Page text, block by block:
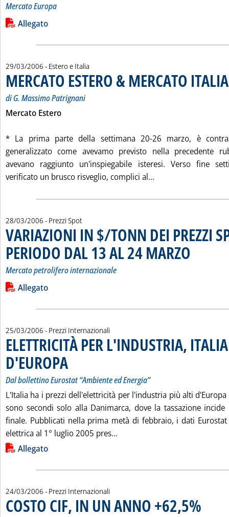
Mercato Europa
Leggi tutta la notizia: 'I PREZZI DEI PRODOTTI PETROLIFERI
Lista allegati PDF alla notizia
Allegato
29/03/2006 - Estero e Italia
MERCATO ESTERO & MERCATO ITALIA
di G. Massimo Patrignani
Mercato Estero
* La prima parte della settimana 20-26 marzo, è
generalizzato come avevamo previsto nella precedente
avevano raggiunto un'inspiegabile isteresi. Verso fine
verificato un brusco risveglio, complici al...
28/03/2006 - Prezzi Spot
VARIAZIONI IN $/TONN DEI PREZZI
PERIODO DAL 13 AL 24 MARZO
Mercato petrolifero internazionale
Leggi tutta la notizia: 'VARIAZIONI IN $/TONN DEI PREZZI
Lista allegati PDF alla notizia
Allegato
25/03/2006 - Prezzi Internazionali
ELETTRICITÀ PER L'INDUSTRIA,
D'EUROPA
Dal bollettino Eurostat “Ambiente ed Energia”
L'Italia ha i prezzi dell'elettricità per l'industria più alti
sono secondi solo alla Danimarca, dove la tassazione
finale. Pubblicati nella prima metà di febbraio, i dati
elettrica al 1° luglio 2005 pres...
Lista allegati PDF alla notizia
Allegato
24/03/2006 - Prezzi Internazionali
COSTO CIF, IN UN ANNO +62,5%